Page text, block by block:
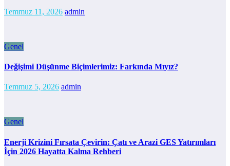
Temmuz 11, 2026 admin
Genel
Değişimi Düşünme Biçimlerimiz: Farkında Mıyız?
Temmuz 5, 2026 admin
Genel
Enerji Krizini Fırsata Çevirin: Çatı ve Arazi GES Yatırımları
İçin 2026 Hayatta Kalma Rehberi